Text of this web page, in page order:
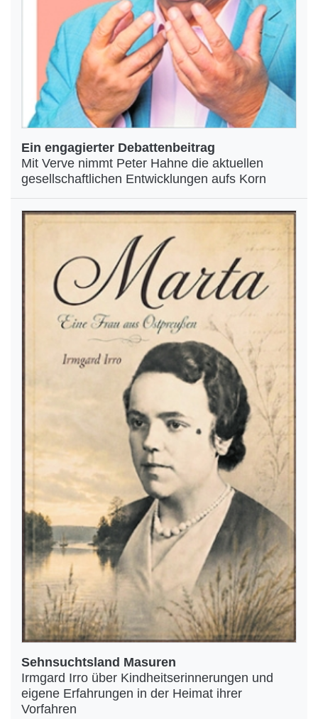
Ein engagierter Debattenbeitrag
Mit Verve nimmt Peter Hahne die aktuellen
gesellschaftlichen Entwicklungen aufs Korn
Sehnsuchtsland Masuren
Irmgard Irro über Kindheitserinnerungen und
eigene Erfahrungen in der Heimat ihrer
Vorfahren